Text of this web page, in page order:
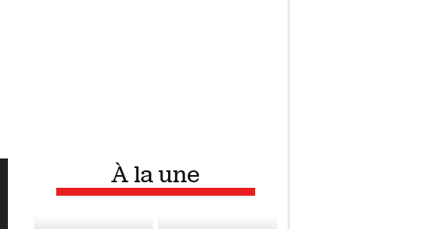
À la une